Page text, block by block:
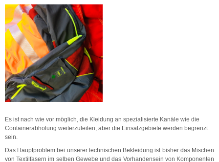
Es ist nach wie vor möglich, die Kleidung an spezialisierte Kanäle wie die
Containerabholung weiterzuleiten, aber die Einsatzgebiete werden begrenzt
sein.
Das Hauptproblem bei unserer technischen Bekleidung ist bisher das Mischen
von Textilfasern im selben Gewebe und das Vorhandensein von Komponenten